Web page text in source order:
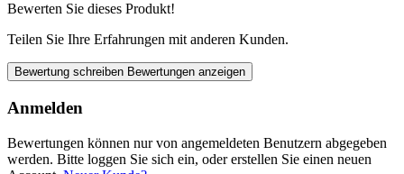
Bewerten Sie dieses Produkt!
Teilen Sie Ihre Erfahrungen mit anderen Kunden.
Bewertung schreiben Bewertungen anzeigen
Anmelden
Bewertungen können nur von angemeldeten Benutzern abgegeben
werden. Bitte loggen Sie sich ein, oder erstellen Sie einen neuen